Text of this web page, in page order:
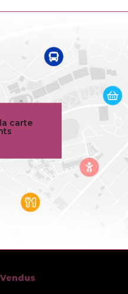
2
400 m²
Non
Oui
176 m²
carte
Vendus